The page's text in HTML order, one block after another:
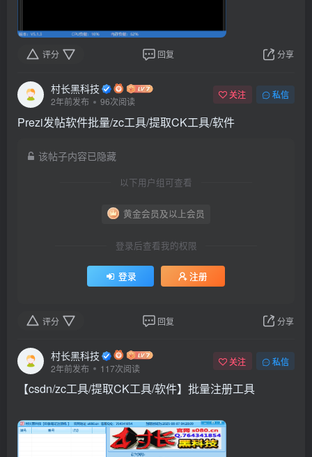
评分 回复 分享
村长黑科技
2年前发布 96次阅读
关注 私信
Prezi发帖软件批量/zc工具/提取CK工具/软件
该帖子内容已隐藏
以下用户组可查看
黄金会员及以上会员
登录后查看我的权限
登录 注册
评分 回复 分享
村长黑科技
2年前发布 117次阅读
关注 私信
【csdn/zc工具/提取CK工具/软件】批量注册工具